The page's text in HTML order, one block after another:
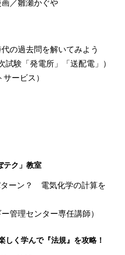
／雛瀬かぐや
の過去問を解いてみよう
試験「発電所」「送配電」）
ービス）
テク」教室
ターン？ 電気化学の計算を
管理センター専任講師）
く学んで『法規』を攻略！